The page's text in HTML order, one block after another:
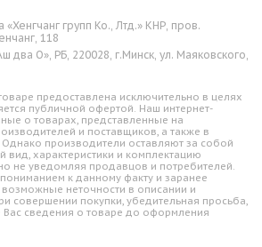
групп Ко., Лтд.» КНР, пров.
118
два О», РБ, 220028, г.Минск, ул. Маяковского,
предоставлена исключительно в целях
публичной офертой. Наш интернет-
о товарах, представленные на
и поставщиков, а также в
Однако производители оставляют за собой
вид, характеристики и комплектацию
не уведомляя продавцов и потребителей.
к данному факту и заранее
неточности в описании и
совершении покупки, убедительная просьба,
Вас сведения о товаре до оформления